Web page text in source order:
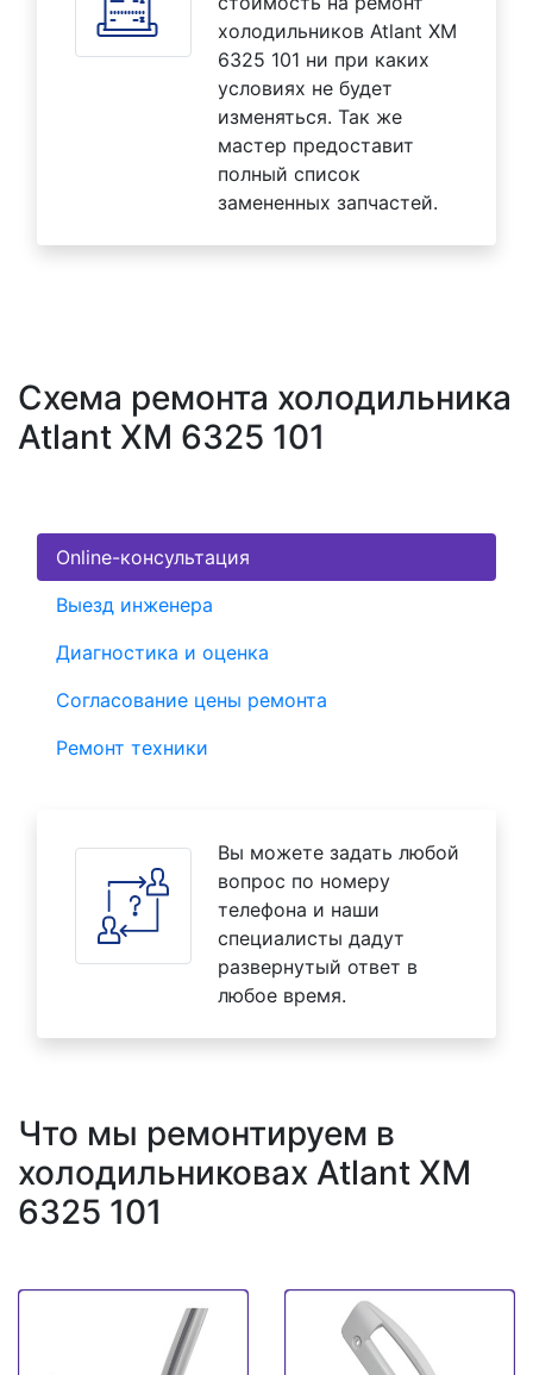
холодильников Atlant XM
6325 101 ни при каких
условиях не будет
изменяться. Так же
мастер предоставит
полный список
замененных запчастей.
Схема ремонта холодильника
Atlant XM 6325 101
Online-консультация
Выезд инженера
Диагностика и оценка
Согласование цены ремонта
Ремонт техники
Вы можете задать любой
вопрос по номеру
телефона и наши
специалисты дадут
развернутый ответ в
любое время.
Что мы ремонтируем в
холодильниковах Atlant XM
6325 101